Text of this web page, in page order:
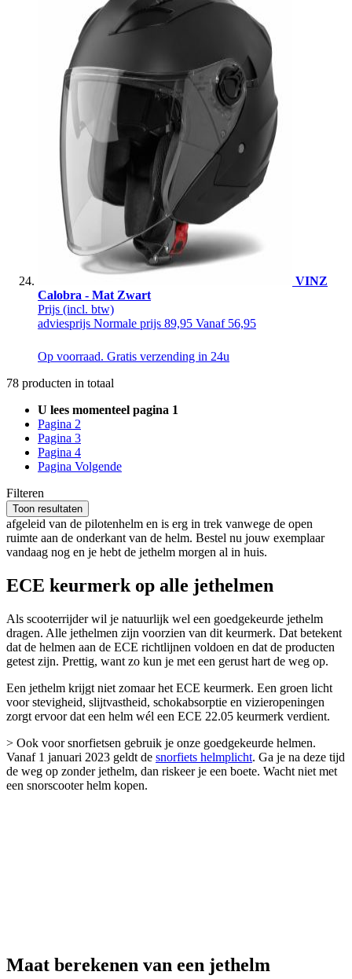
VINZ
Calobra - Mat Zwart
Prijs (incl. btw)
adviesprijs Normale prijs 89,95 Vanaf 56,95
Op voorraad. Gratis verzending in 24u
78 producten in totaal
U lees momenteel pagina 1
Pagina 2
Pagina 3
Pagina 4
Pagina Volgende
Filteren
Toon resultaten
afgeleid van de pilotenhelm en is erg in trek vanwege de open
ruimte aan de onderkant van de helm. Bestel nu jouw exemplaar
vandaag nog en je hebt de jethelm morgen al in huis.
ECE keurmerk op alle jethelmen
Als scooterrijder wil je natuurlijk wel een goedgekeurde jethelm
dragen. Alle jethelmen zijn voorzien van dit keurmerk. Dat betekent
dat de helmen aan de ECE richtlijnen voldoen en dat de producten
getest zijn. Prettig, want zo kun je met een gerust hart de weg op.
Een jethelm krijgt niet zomaar het ECE keurmerk. Een groen licht
voor stevigheid, slijtvastheid, schokabsorptie en vizieropeningen
zorgt ervoor dat een helm wél een ECE 22.05 keurmerk verdient.
> Ook voor snorfietsen gebruik je onze goedgekeurde helmen.
Vanaf 1 januari 2023 geldt de snorfiets helmplicht. Ga je na deze tijd
de weg op zonder jethelm, dan riskeer je een boete. Wacht niet met
een snorscooter helm kopen.
Maat berekenen van een jethelm